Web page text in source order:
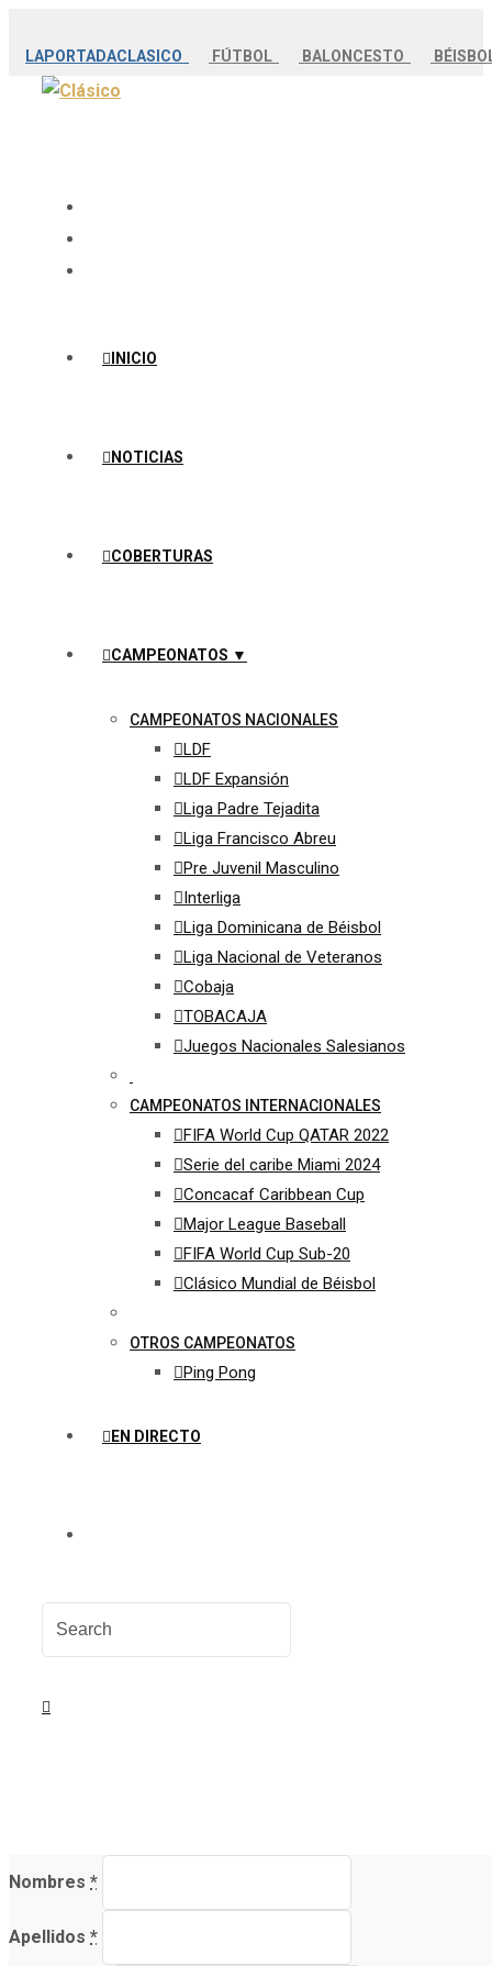
LAPORTADACLASICO FÚTBOL BALONCESTO
INICIO
NOTICIAS
COBERTURAS
CAMPEONATOS ▼
CAMPEONATOS NACIONALES
LDF
LDF Expansión
Liga Padre Tejadita
Liga Francisco Abreu
Pre Juvenil Masculino
Interliga
Liga Dominicana de Béisbol
Liga Nacional de Veteranos
Cobaja
TOBACAJA
Juegos Nacionales Salesianos
CAMPEONATOS INTERNACIONALES
FIFA World Cup QATAR 2022
Serie del caribe Miami 2024
Concacaf Caribbean Cup
Major League Baseball
FIFA World Cup Sub-20
Clásico Mundial de Béisbol
OTROS CAMPEONATOS
Ping Pong
EN DIRECTO
Nombres *
Apellidos *